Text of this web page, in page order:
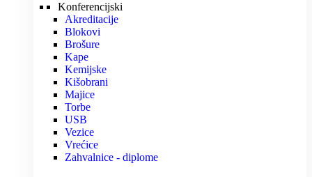
Konferencijski
Akreditacije
Blokovi
Brošure
Kape
Kemijske
Kišobrani
Majice
Torbe
USB
Vezice
Vrećice
Zahvalnice - diplome